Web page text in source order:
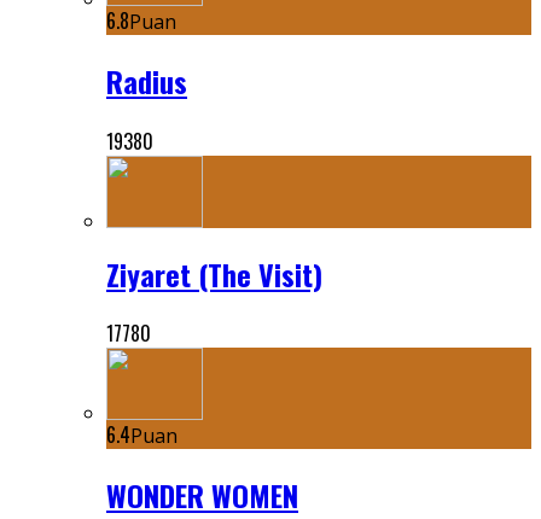
6.8Puan
Radius
19380
Ziyaret (The Visit)
17780
6.4Puan
WONDER WOMEN